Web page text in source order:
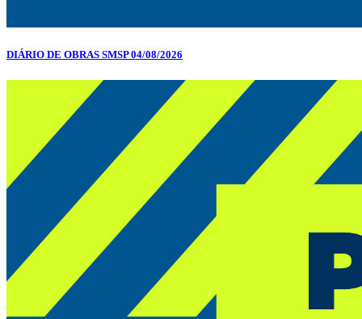
DIÁRIO DE OBRAS SMSP 04/08/2026